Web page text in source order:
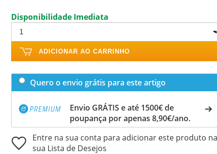
Disponibilidade Imediata
ADICIONAR AO CARRINHO
Quero o envio grátis para este artigo
Envio GRÁTIS e até 1500€ de
poupança por apenas 8,90€/ano.
Entre na sua conta para adicionar este produto na
sua Lista de Desejos